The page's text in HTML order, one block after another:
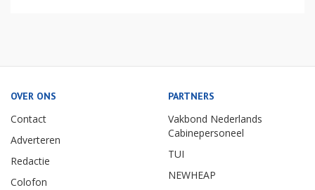
OVER ONS
Contact
Adverteren
Redactie
Colofon
PARTNERS
Vakbond Nederlands
Cabinepersoneel
TUI
NEWHEAP